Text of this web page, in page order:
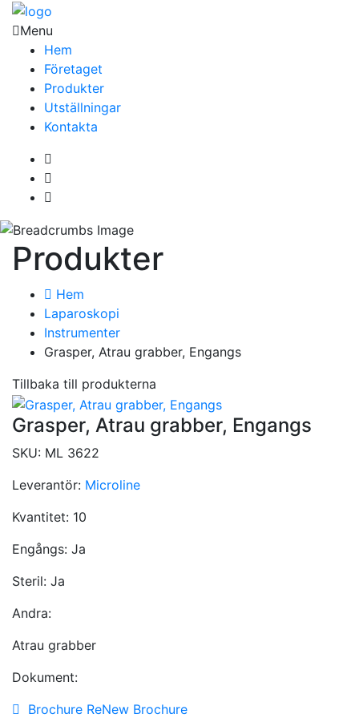
Menu
Hem
Företaget
Produkter
Utställningar
Kontakta
Produkter
Hem
Laparoskopi
Instrumenter
Grasper, Atrau grabber, Engangs
Tillbaka till produkterna
Grasper, Atrau grabber, Engangs
SKU: ML 3622
Leverantör: Microline
Kvantitet: 10
Engångs: Ja
Steril: Ja
Andra:
Atrau grabber
Dokument:
Brochure ReNew Brochure